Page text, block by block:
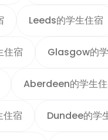
Leeds的学生住宿
宿 Glasgow的
Aberdeen的学生
宿 Dundee的学